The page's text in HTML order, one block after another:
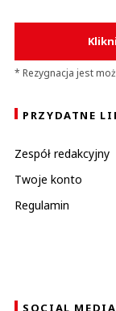
* Rezygnacja jest
PRZYDATNE
Zespół redakcyjny
Twoje konto
Regulamin
SOCIAL MEDIA